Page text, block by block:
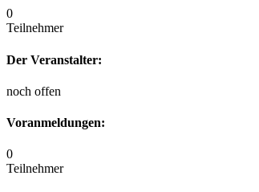
0
Teilnehmer
Der Veranstalter:
noch offen
Voranmeldungen:
0
Teilnehmer